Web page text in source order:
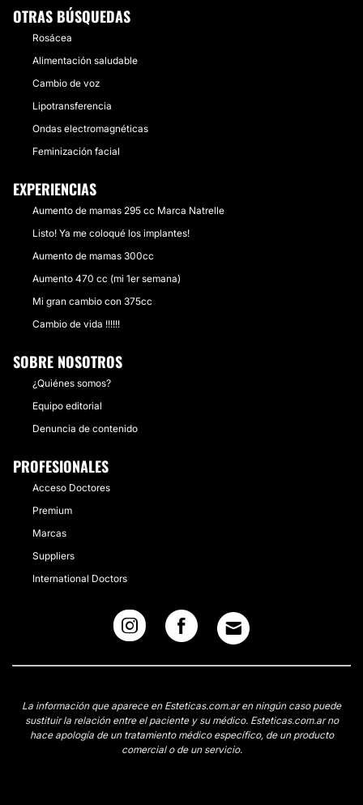
OTRAS BÚSQUEDAS
Rosácea
Alimentación saludable
Cambio de voz
Lipotransferencia
Ondas electromagnéticas
Feminización facial
EXPERIENCIAS
Aumento de mamas 295 cc Marca Natrelle
Listo! Ya me coloqué los implantes!
Aumento de mamas 300cc
Aumento 470 cc (mi 1er semana)
Mi gran cambio con 375cc
Cambio de vida !!!!!!
SOBRE NOSOTROS
¿Quiénes somos?
Equipo editorial
Denuncia de contenido
PROFESIONALES
Acceso Doctores
Premium
Marcas
Suppliers
International Doctors
La información que aparece en Esteticas.com.ar en ningún caso puede
sustituir la relación entre el paciente y su médico. Esteticas.com.ar no
hace apología de un tratamiento médico específico, de un producto
comercial o de un servicio.